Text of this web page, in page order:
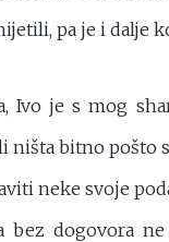
pa je i dalje
Ivo je s mog
ništa bitno pošto
neke svoje
bez dogovora